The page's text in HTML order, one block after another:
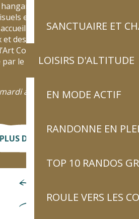
SANCTUAIRE ET
LOISIRS D'ALTITUDE
EN MODE ACTIF
RANDONNE EN
TOP 10 RANDOS
ROULE VERS LES
à wagons, cet espace
et à la création
des expositions
des collections issues du
Contemporain
par le musée des Abattoirs
au samedi de 15h à
PLUS D'INFOS